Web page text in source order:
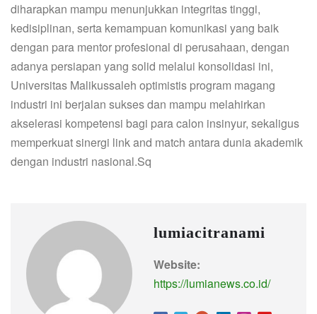
diharapkan mampu menunjukkan integritas tinggi,
kedisiplinan, serta kemampuan komunikasi yang baik
dengan para mentor profesional di perusahaan, dengan
adanya persiapan yang solid melalui konsolidasi ini,
Universitas Malikussaleh optimistis program magang
industri ini berjalan sukses dan mampu melahirkan
akselerasi kompetensi bagi para calon insinyur, sekaligus
memperkuat sinergi link and match antara dunia akademik
dengan industri nasional.Sq
lumiacitranami
Website:
https://lumianews.co.id/